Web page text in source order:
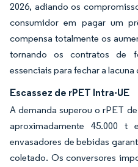
2026, adiando os
consumidor em pagar um
compensa totalmente os
tornando os contratos de
essenciais para fechar a lacuna
Escassez de rPET Intra-UE
A demanda superou o rPET
aproximadamente 45.000
envasadores de bebidas
coletado. Os conversores